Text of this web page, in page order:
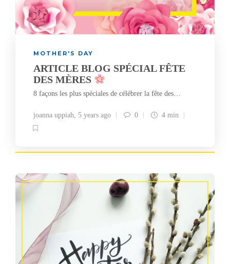
MOTHER'S DAY
ARTICLE BLOG SPÉCIAL FÊTE
DES MÈRES
8 façons les plus spéciales de célébrer la fête des…
joanna uppiah, 5 years ago 0 4 min